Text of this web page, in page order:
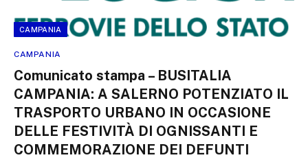
CAMPANIA
CAMPANIA
Comunicato stampa – BUSITALIA
CAMPANIA: A SALERNO POTENZIATO IL
TRASPORTO URBANO IN OCCASIONE
DELLE FESTIVITÀ DI OGNISSANTI E
COMMEMORAZIONE DEI DEFUNTI